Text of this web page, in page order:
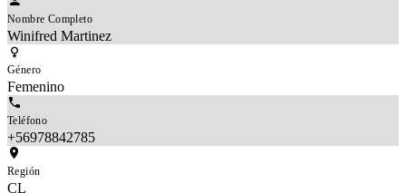
Nombre Completo
Winifred Martinez
Género
Femenino
Teléfono
+56978842785
Región
CL